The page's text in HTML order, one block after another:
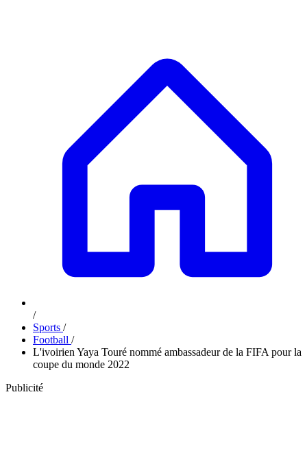
/
Sports /
Football /
L'ivoirien Yaya Touré nommé ambassadeur de la FIFA pour la
coupe du monde 2022
Publicité